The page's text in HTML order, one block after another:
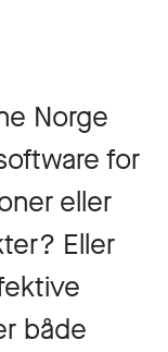
Norge
for
eller
Eller
både